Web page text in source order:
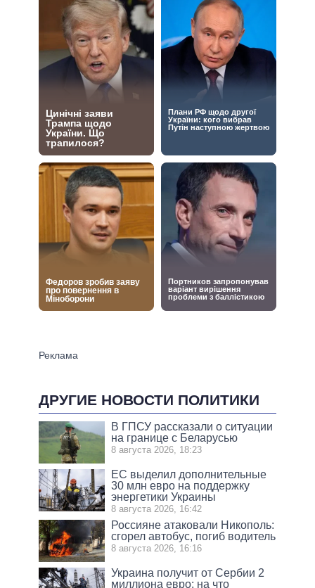
ДРУГИЕ НОВОСТИ ПОЛИТИКИ
В ГПСУ рассказали о ситуации
на границе с Беларусью
8 августа 2026, 18:23
ЕС выделил дополнительные
30 млн евро на поддержку
энергетики Украины
8 августа 2026, 16:42
Россияне атаковали Никополь:
сгорел автобус, погиб водитель
8 августа 2026, 16:16
Украина получит от Сербии 2
миллиона евро: на что